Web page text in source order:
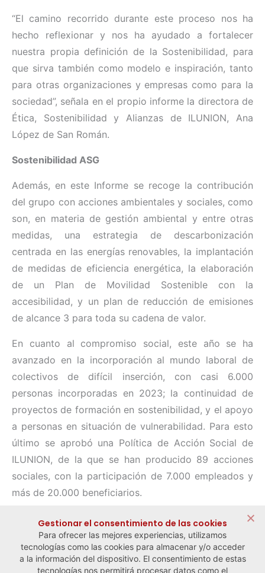
“El camino recorrido durante este proceso nos ha
hecho reflexionar y nos ha ayudado a fortalecer
nuestra propia definición de la Sostenibilidad, para
que sirva también como modelo e inspiración, tanto
para otras organizaciones y empresas como para la
sociedad”, señala en el propio informe la directora de
Ética, Sostenibilidad y Alianzas de ILUNION, Ana
López de San Román.
Sostenibilidad ASG
Además, en este Informe se recoge la contribución
del grupo con acciones ambientales y sociales, como
son, en materia de gestión ambiental y entre otras
medidas, una estrategia de descarbonización
centrada en las energías renovables, la implantación
de medidas de eficiencia energética, la elaboración
de un Plan de Movilidad Sostenible con la
accesibilidad, y un plan de reducción de emisiones
de alcance 3 para toda su cadena de valor.
En cuanto al compromiso social, este año se ha
avanzado en la incorporación al mundo laboral de
colectivos de difícil inserción, con casi 6.000
personas incorporadas en 2023; la continuidad de
proyectos de formación en sostenibilidad, y el apoyo
a personas en situación de vulnerabilidad. Para esto
último se aprobó una Política de Acción Social de
ILUNION, de la que se han producido 89 acciones
sociales, con la participación de 7.000 empleados y
más de 20.000 beneficiarios.
Gestionar el consentimiento de las cookies
Para ofrecer las mejores experiencias, utilizamos
tecnologías como las cookies para almacenar y/o acceder
a la información del dispositivo. El consentimiento de estas
tecnologías nos permitirá procesar datos como el